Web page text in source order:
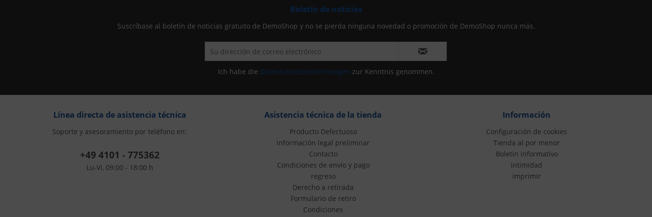
Línea directa de asistencia técnica
Soporte y asesoramiento por teléfono en:
+49 4101 - 775362
Lu-Vi, 09:00 - 18:00 h
Asistencia técnica de la tienda
Producto Defectuoso
información legal preliminar
Contacto
Condiciones de envío y pago
regreso
Derecho a retirada
Formulario de retiro
Condiciones
Información
Configuración de cookies
Tienda al por menor
Boletin informativo
intimidad
imprimir
Boletín de noticias
Suscríbase al boletín de noticias gratuito de DemoShop y no se pierda ninguna novedad o promoción de DemoShop nunca más.
Ich habe die Datenschutzbestimmungen zur Kenntnis genommen.